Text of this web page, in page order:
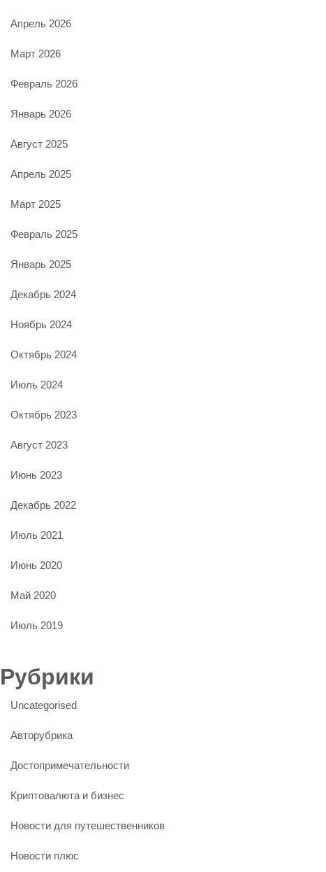
Апрель 2026
Март 2026
Февраль 2026
Январь 2026
Август 2025
Апрель 2025
Март 2025
Февраль 2025
Январь 2025
Декабрь 2024
Ноябрь 2024
Октябрь 2024
Июль 2024
Октябрь 2023
Август 2023
Июнь 2023
Декабрь 2022
Июль 2021
Июнь 2020
Май 2020
Июль 2019
Рубрики
Uncategorised
Авторубрика
Достопримечательности
Криптовалюта и бизнес
Новости для путешественников
Новости плюс